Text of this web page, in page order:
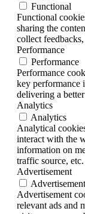
Functional
Functional
sharing the
collect
Performance
Performance
Performance
key performance
delivering a
Analytics
Analytics
Analytical
interact with the
information on
traffic source, etc.
Advertisement
Advertisement
Advertisement
relevant ads and